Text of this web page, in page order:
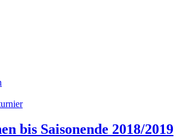
bis Saisonende 2018/2019